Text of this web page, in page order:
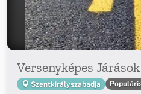
Versenyképes
Szentkirályszabadja